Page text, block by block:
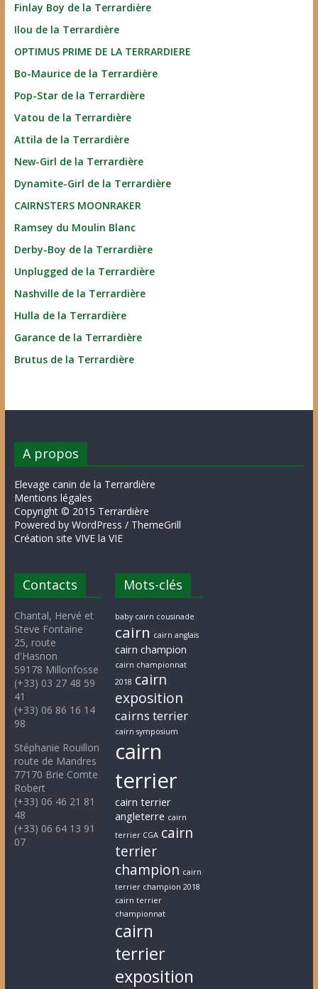
Finlay Boy de la Terrardière
Ilou de la Terrardière
OPTIMUS PRIME DE LA TERRARDIERE
Bo-Maurice de la Terrardière
Pop-Star de la Terrardière
Vatou de la Terrardière
Attila de la Terrardière
New-Girl de la Terrardière
Dynamite-Girl de la Terrardière
CAIRNSTERS MOONRAKER
Ramsey du Moulin Blanc
Derby-Boy de la Terrardière
Unplugged de la Terrardière
Nashville de la Terrardière
Hulla de la Terrardière
Garance de la Terrardière
Brutus de la Terrardière
A propos
Elevage canin de la Terrardière
Mentions légales
Copyright © 2015 Terrardière
Powered by WordPress / ThemeGrill
Création site VIVE la VIE
Contacts
Chantal, Hervé et
Steve Fontaine
25, route
d'Hasnon
59178 Millonfosse
(+33) 03 27 48 59
41
(+33) 06 86 16 14
98
Stéphanie Rouillon
route de Mandres
77170 Brie Comte
Robert
(+33) 06 46 21 81
48
(+33) 06 64 13 91
07
Mots-clés
baby cairn cousinade
cairn cairn anglais
cairn champion
cairn championnat
2018 cairn
exposition
cairns terrier
cairn symposium
cairn
terrier
cairn terrier
angleterre cairn
terrier CGA cairn
terrier
champion cairn
terrier champion 2018
cairn terrier
championnat
cairn
terrier
exposition